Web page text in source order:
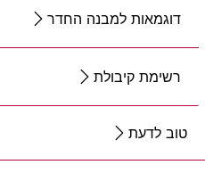
דוגמאות למבנה החדר
רשימת קיבולת
טוב לדעת